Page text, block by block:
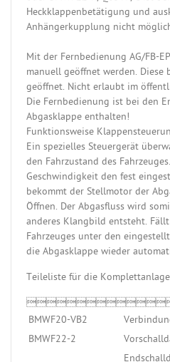
Heckklappenbetätigung und
Anhängerkupplung nicht
Mit der Fernbedienung AG/FB-
manuell geöffnet werden.
geöffnet. Nicht erlaubt im
Die Fernbedienung ist bei den
Abgasklappe enthalten!
Funktionsweise
Ein spezielles Steuergerät
den Fahrzustand des
Geschwindigkeit den fest
bekommt der Stellmotor der
Öffnen. Der Abgasfluss wird
anderes Klangbild entsteht.
Fahrzeuges unter den
die Abgasklappe wieder
Teileliste für die
BMWF20-VB2
BMWF22-2